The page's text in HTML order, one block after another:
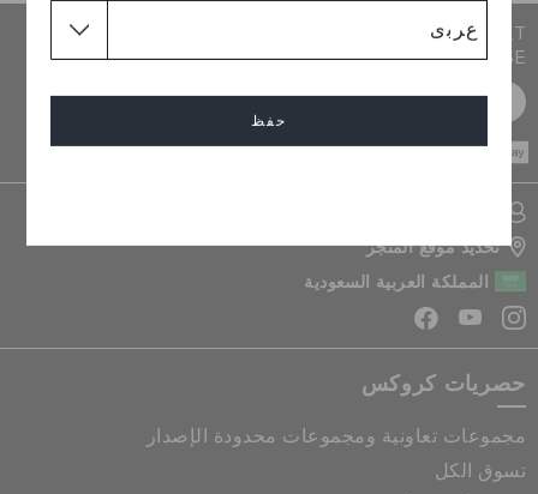
حفظ
JOIN CROCS CLUB & GET 15% OFF ON YOUR NEXT
PURCHASE
سجل مجانا
CASH ON
تحديد موقع المتجر
المملكة العربية السعودية
حصريات كروكس
مجموعات تعاونية ومجموعات محدودة الإصدار
تسوق الكل